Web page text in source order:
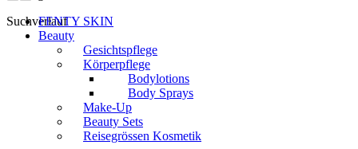
SuchverlaufFENTY SKIN
Beauty
Gesichtspflege
Körperpflege
Bodylotions
Body Sprays
Make-Up
Beauty Sets
Reisegrössen Kosmetik